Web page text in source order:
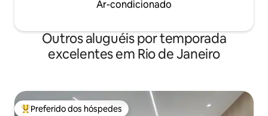
Ar-condicionado
Outros aluguéis por temporada
excelentes em Rio de Janeiro
Entre os melhores preferidos dos hóspedes
Preferido dos hóspedes